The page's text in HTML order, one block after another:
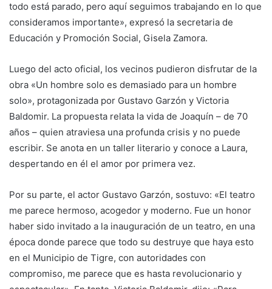
todo está parado, pero aquí seguimos trabajando en lo que
consideramos importante», expresó la secretaria de
Educación y Promoción Social, Gisela Zamora.
Luego del acto oficial, los vecinos pudieron disfrutar de la
obra «Un hombre solo es demasiado para un hombre
solo», protagonizada por Gustavo Garzón y Victoria
Baldomir. La propuesta relata la vida de Joaquín – de 70
años – quien atraviesa una profunda crisis y no puede
escribir. Se anota en un taller literario y conoce a Laura,
despertando en él el amor por primera vez.
Por su parte, el actor Gustavo Garzón, sostuvo: «El teatro
me parece hermoso, acogedor y moderno. Fue un honor
haber sido invitado a la inauguración de un teatro, en una
época donde parece que todo su destruye que haya esto
en el Municipio de Tigre, con autoridades con
compromiso, me parece que es hasta revolucionario y